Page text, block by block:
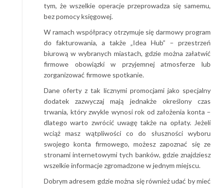
tym, że wszelkie operacje przeprowadza się samemu,
bez pomocy księgowej.
W ramach współpracy otrzymuje się darmowy program
do fakturowania, a także „Idea Hub” – przestrzeń
biurową w wybranych miastach, gdzie można załatwić
firmowe obowiązki w przyjemnej atmosferze lub
zorganizować firmowe spotkanie.
Dane oferty z tak licznymi promocjami jako specjalny
dodatek zazwyczaj mają jednakże określony czas
trwania, który zwykle wynosi rok od założenia konta –
dlatego warto zwrócić uwagę także na opłaty. Jeżeli
wciąż masz wątpliwości co do słuszności wyboru
swojego konta firmowego, możesz zapoznać się ze
stronami internetowymi tych banków, gdzie znajdziesz
wszelkie informacje zgromadzone w jednym miejscu.
Dobrym adresem gdzie można się również udać by mieć